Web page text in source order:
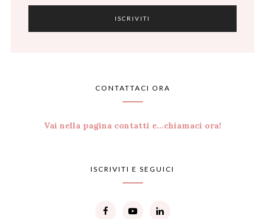
CONTATTACI ORA
Vai nella pagina contatti e...chiamaci ora!
ISCRIVITI E SEGUICI